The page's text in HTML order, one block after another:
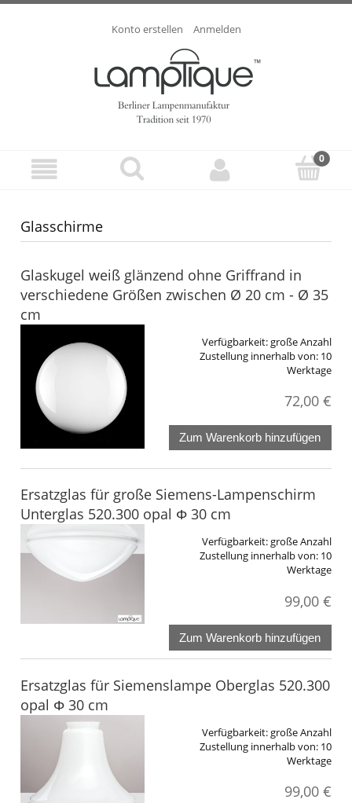
Konto erstellen Anmelden
Glasschirme
Glaskugel weiß glänzend ohne Griffrand in
verschiedene Größen zwischen Ø 20 cm - Ø 35
cm
Verfügbarkeit:große Anzahl
Zustellung innerhalb von: 10
Werktage
72,00 €
Zum Warenkorb hinzufügen
Ersatzglas für große Siemens-Lampenschirm
Unterglas 520.300 opal Φ 30 cm
Verfügbarkeit:große Anzahl
Zustellung innerhalb von: 10
Werktage
99,00 €
Zum Warenkorb hinzufügen
Ersatzglas für Siemenslampe Oberglas 520.300
opal Φ 30 cm
Verfügbarkeit:große Anzahl
Zustellung innerhalb von: 10
Werktage
99,00 €